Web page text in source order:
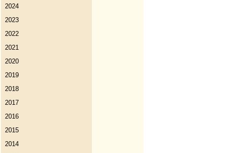
2024
2023
2022
2021
2020
2019
2018
2017
2016
2015
2014